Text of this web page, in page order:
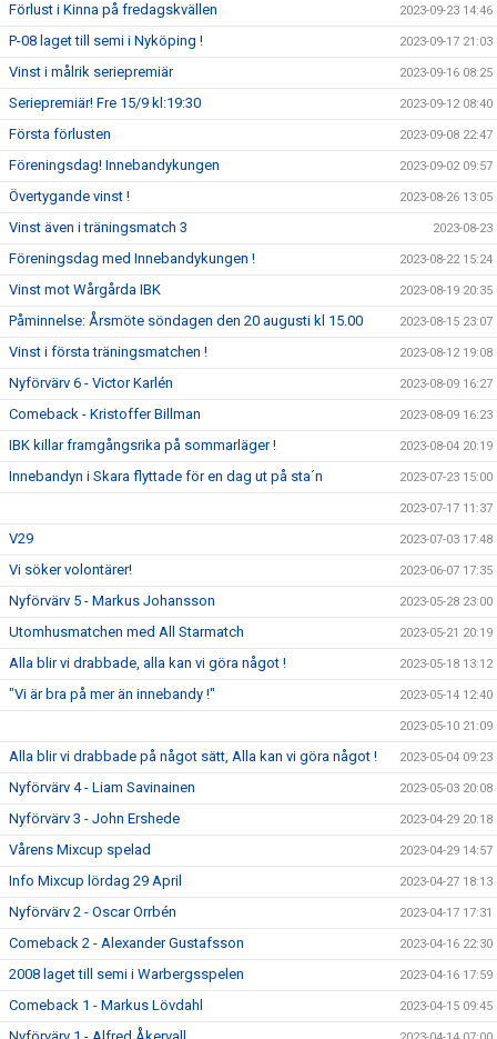
Förlust i Kinna på fredagskvällen 2023-09-23 14:46
P-08 laget till semi i Nyköping ! 2023-09-17 21:03
Vinst i målrik seriepremiär 2023-09-16 08:25
Seriepremiär! Fre 15/9 kl:19:30 2023-09-12 08:40
Första förlusten 2023-09-08 22:47
Föreningsdag! Innebandykungen 2023-09-02 09:57
Övertygande vinst ! 2023-08-26 13:05
Vinst även i träningsmatch 3 2023-08-23
Föreningsdag med Innebandykungen ! 2023-08-22 15:24
Vinst mot Wårgårda IBK 2023-08-19 20:35
Påminnelse: Årsmöte söndagen den 20 augusti kl 15.00 2023-08-15 23:07
Vinst i första träningsmatchen ! 2023-08-12 19:08
Nyförvärv 6 - Victor Karlén 2023-08-09 16:27
Comeback - Kristoffer Billman 2023-08-09 16:23
IBK killar framgångsrika på sommarläger ! 2023-08-04 20:19
Innebandyn i Skara flyttade för en dag ut på sta´n 2023-07-23 15:00
2023-07-17 11:37
V29 2023-07-03 17:48
Vi söker volontärer! 2023-06-07 17:35
Nyförvärv 5 - Markus Johansson 2023-05-28 23:00
Utomhusmatchen med All Starmatch 2023-05-21 20:19
Alla blir vi drabbade, alla kan vi göra något ! 2023-05-18 13:12
"Vi är bra på mer än innebandy !" 2023-05-14 12:40
2023-05-10 21:09
Alla blir vi drabbade på något sätt, Alla kan vi göra något ! 2023-05-04 09:23
Nyförvärv 4 - Liam Savinainen 2023-05-03 20:08
Nyförvärv 3 - John Ershede 2023-04-29 20:18
Vårens Mixcup spelad 2023-04-29 14:57
Info Mixcup lördag 29 April 2023-04-27 18:13
Nyförvärv 2 - Oscar Orrbén 2023-04-17 17:31
Comeback 2 - Alexander Gustafsson 2023-04-16 22:30
2008 laget till semi i Warbergsspelen 2023-04-16 17:59
Comeback 1 - Markus Lövdahl 2023-04-15 09:45